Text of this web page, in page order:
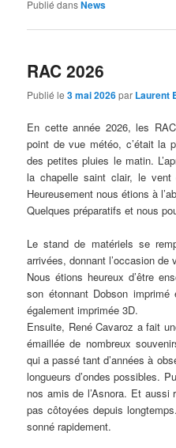
Publié dansNews
RAC 2026
Publié le3 mai 2026par Laurent
En cette année 2026, les
point de vue météo, c’était la
des petites pluies le matin.
la chapelle saint clair, le
Heureusement nous étions à
Quelques préparatifs et nous
Le stand de matériels se
arrivées, donnant l’occasion de
Nous étions heureux d’être
son étonnant Dobson
également imprimée 3D.
Ensuite, René Cavaroz a fait
émaillée de nombreux
qui a passé tant d’années à
longueurs d’ondes possibles.
nos amis de l’Asnora. Et aussi
pas côtoyées depuis
sonné rapidement.